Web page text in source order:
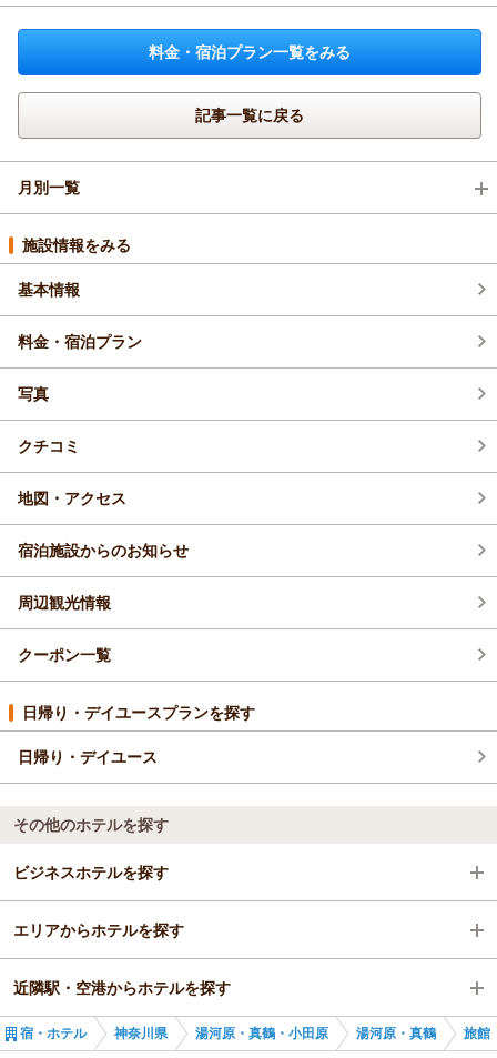
料金・宿泊プラン一覧をみる
記事一覧に戻る
月別一覧
2026年7月(4)
2026年6月(3)
2026年5月(3)
2026年4月(1)
施設情報をみる
基本情報
料金・宿泊プラン
写真
クチコミ
地図・アクセス
宿泊施設からのお知らせ
周辺観光情報
クーポン一覧
日帰り・デイユースプランを探す
日帰り・デイユース
その他のホテルを探す
ビジネスホテルを探す
神奈川県
湯河原・真鶴・小田原
湯河原・真鶴
エリアからホテルを探す
神奈川県
湯河原・真鶴・小田原
近隣駅・空港からホテルを探す
湯河原駅
宿・ホテル 神奈川県 湯河原・真鶴・小田原 湯河原・真鶴 旅